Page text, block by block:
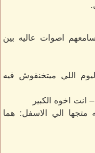
اصوات عاليه بين
اللي ميتخنقوش فيه
اخوه الكبير
متجها الي الاسفل: هما